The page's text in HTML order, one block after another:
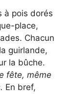
à pois dorés
place,
Chacun
guirlande,
la bûche.
fête, même
En bref,